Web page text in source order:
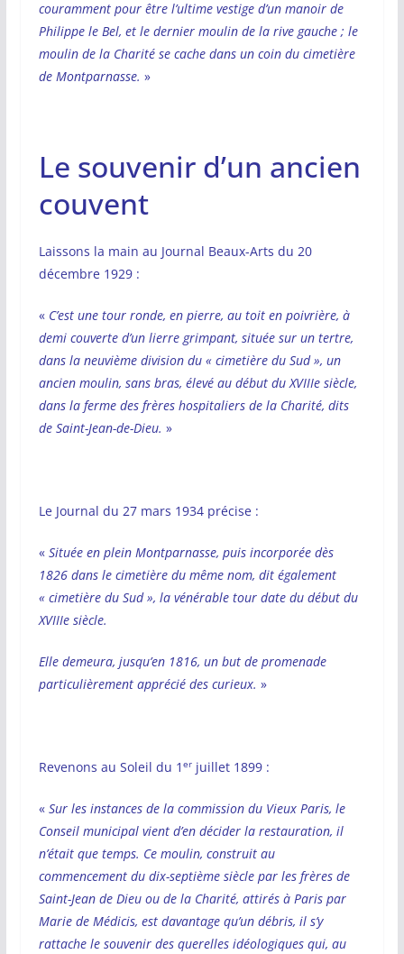
couramment pour être l’ultime vestige d’un manoir de
Philippe le Bel, et le dernier moulin de la rive gauche ; le
moulin de la Charité se cache dans un coin du cimetière
de Montparnasse. »
Le souvenir d’un ancien
couvent
Laissons la main au Journal Beaux-Arts du 20
décembre 1929 :
«C’est une tour ronde, en pierre, au toit en poivrière, à
demi couverte d’un lierre grimpant, située sur un tertre,
dans la neuvième division du « cimetière du Sud », un
ancien moulin, sans bras, élevé au début du XVIIIe siècle,
dans la ferme des frères hospitaliers de la Charité, dits
de Saint-Jean-de-Dieu. »
Le Journal du 27 mars 1934 précise :
«Située en plein Montparnasse, puis incorporée dès
1826 dans le cimetière du même nom, dit également
« cimetière du Sud », la vénérable tour date du début du
XVIIIe siècle.
Elle demeura, jusqu’en 1816, un but de promenade
particulièrement apprécié des curieux. »
Revenons au Soleil du 1 erjuillet 1899 :
« Sur les instances de la commission du Vieux Paris, le
Conseil municipal vient d’en décider la restauration, il
n’était que temps. Ce moulin, construit au
commencement du dix-septième siècle par les frères de
Saint-Jean de Dieu ou de la Charité, attirés à Paris par
Marie de Médicis, est davantage qu’un débris, il s’y
rattache le souvenir des querelles idéologiques qui, au